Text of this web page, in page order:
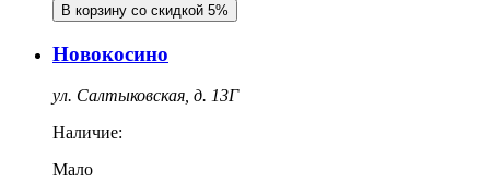
В корзину со скидкой 5%
Новокосино
ул. Салтыковская, д. 13Г
Наличие:
Мало